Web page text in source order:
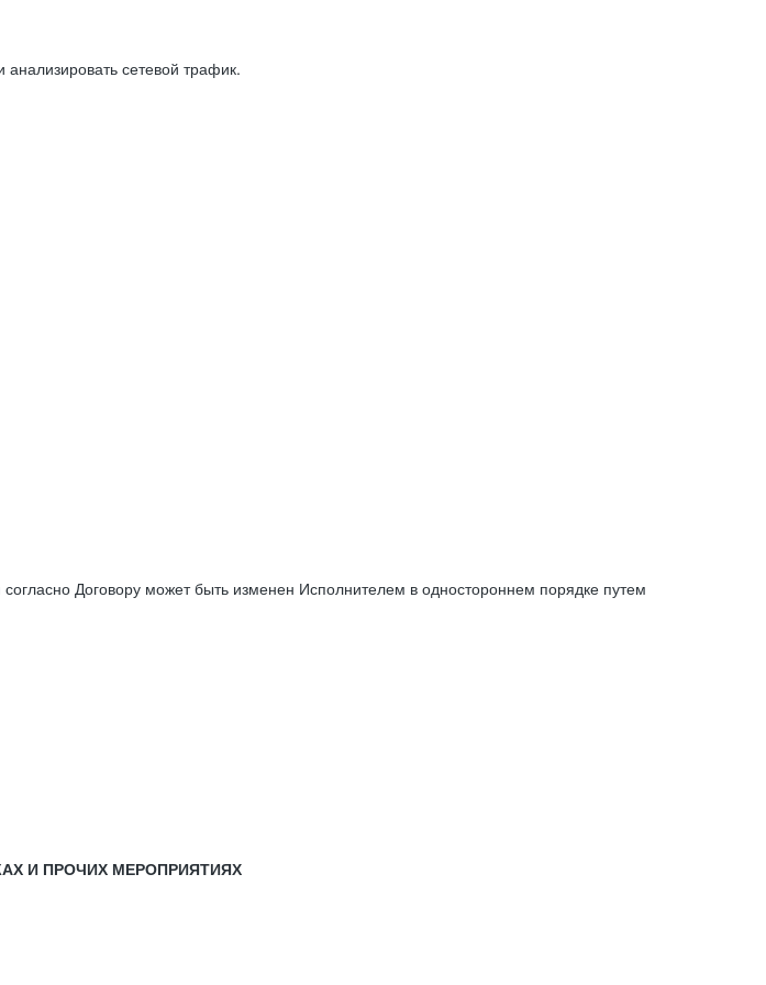
сетевой трафик.
Договору может быть изменен Исполнителем в одностороннем порядке путем
И ПРОЧИХ МЕРОПРИЯТИЯХ